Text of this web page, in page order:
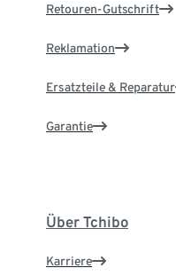
Retouren-Gutschrift
Reklamation
Ersatzteile & Reparatur
Garantie
Über Tchibo
Karriere